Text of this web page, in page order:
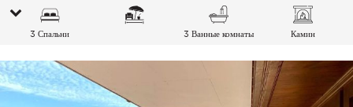
3 Спальни 3 Ванные комнаты Камин